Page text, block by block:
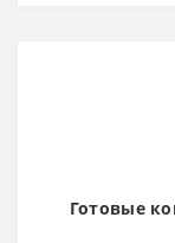
Готовые